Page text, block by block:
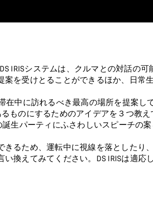
IRISシステムは、クルマとの対話
案を受けとることができるほか、日常
在中に訪れるべき最高の場所を提案し
るものにするためのアイデアを３つ教
誕生パーティにふさわしいスピーチの
きるため、運転中に視線を落としたり
換えてみてください。DS IRISは適応